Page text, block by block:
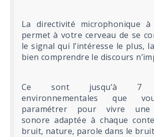
La directivité microphonique
permet à votre cerveau de se
le signal qui l’intéresse le plus,
bien comprendre le discours
Ce sont jusqu’à 7
environnementales que
paramétrer pour vivre une
sonore adaptée à chaque
bruit, nature, parole dans le